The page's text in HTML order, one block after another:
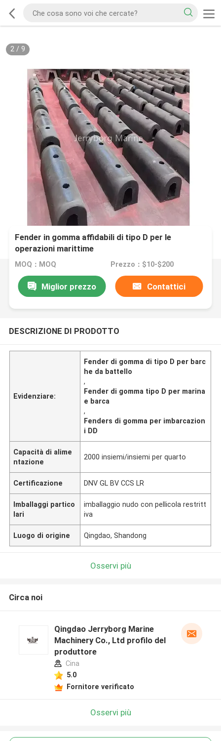
2/ 9
Fender in gomma affidabili di tipo D per le
operazioni marittime
MOQ：MOQ Prezzo：$10-$200
Miglior prezzo Contattici
DESCRIZIONE DI PRODOTTO
Evidenziare:
Fender di gomma di tipo D per barc
he da battello
,
Fender di gomma tipo D per marina
e barca
,
Fenders di gomma per imbarcazion
i DD
Capacità di alime
ntazione
2000 insiemi/insiemi per quarto
Certificazione DNV GL BV CCS LR
Imballaggi partico
lari
imballaggio nudo con pellicola restritt
iva
Luogo di origine Qingdao, Shandong
Osservi più
Circa noi
Qingdao Jerryborg Marine
Machinery Co., Ltd profilo del
produttore
Cina
5.0
Fornitore verificato
Osservi più